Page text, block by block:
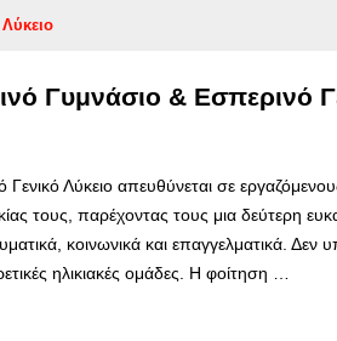
Λύκειο
Γυμνάσιο & Εσπερινό
Λύκειο απευθύνεται σε
τους, παρέχοντας τους μια δεύτερη
κοινωνικά και επαγγελματικά. Δεν
ηλικιακές ομάδες. Η φοίτηση …